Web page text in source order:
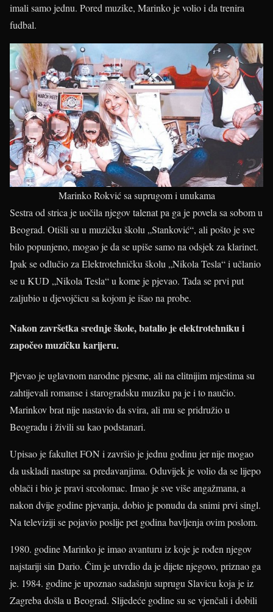
imali samo jednu. Pored muzike, Marinko je volio i da trenira
fudbal.
Marinko Rokvić sa suprugom i unukama
Sestra od strica je uočila njegov talenat pa ga je povela sa sobom u
Beograd. Otišli su u muzičku školu „Stanković“, ali pošto je sve
bilo popunjeno, mogao je da se upiše samo na odsjek za klarinet.
Ipak se odlučio za Elektrotehničku školu „Nikola Tesla“ i učlanio
se u KUD „Nikola Tesla“ u kome je pjevao. Tada se prvi put
zaljubio u djevojčicu sa kojom je išao na probe.
Nakon završetka srednje škole, batalio je elektrotehniku i
započeo muzičku karijeru.
Pjevao je uglavnom narodne pjesme, ali na elitnijim mjestima su
zahtijevali romanse i starogradsku muziku pa je i to naučio.
Marinkov brat nije nastavio da svira, ali mu se pridružio u
Beogradu i živili su kao podstanari.
Upisao je fakultet FON i završio je jednu godinu jer nije mogao
da uskladi nastupe sa predavanjima. Oduvijek je volio da se lijepo
oblači i bio je pravi srcolomac. Imao je sve više angažmana, a
nakon dvije godine pjevanja, dobio je ponudu da snimi prvi singl.
Na televiziji se pojavio poslije pet godina bavljenja ovim poslom.
1980. godine Marinko je imao avanturu iz koje je rođen njegov
najstariji sin Dario. Čim je utvrdio da je dijete njegovo, priznao ga
je. 1984. godine je upoznao sadašnju suprugu Slavicu koja je iz
Zagreba došla u Beograd. Slijedeće godine su se vjenčali i dobili